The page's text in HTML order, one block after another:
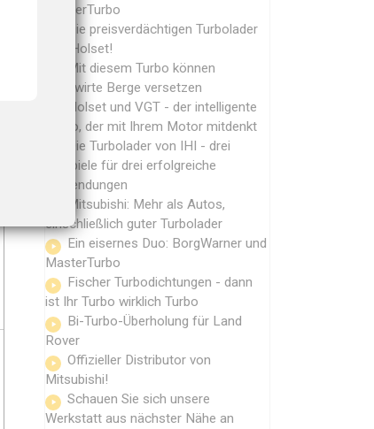
MasterTurbo
Die preisverdächtigen Turbolader
von Holset!
Mit diesem Turbo können
Landwirte Berge versetzen
Holset und VGT - der intelligente
Turbo, der mit Ihrem Motor mitdenkt
Die Turbolader von IHI - drei
Beispiele für drei erfolgreiche
Anwendungen
Mitsubishi: Mehr als Autos,
einschließlich guter Turbolader
Ein eisernes Duo: BorgWarner und
MasterTurbo
Fischer Turbodichtungen - dann
ist Ihr Turbo wirklich Turbo
Bi-Turbo-Überholung für Land
Rover
Offizieller Distributor von
Mitsubishi!
Schauen Sie sich unsere
Werkstatt aus nächster Nähe an